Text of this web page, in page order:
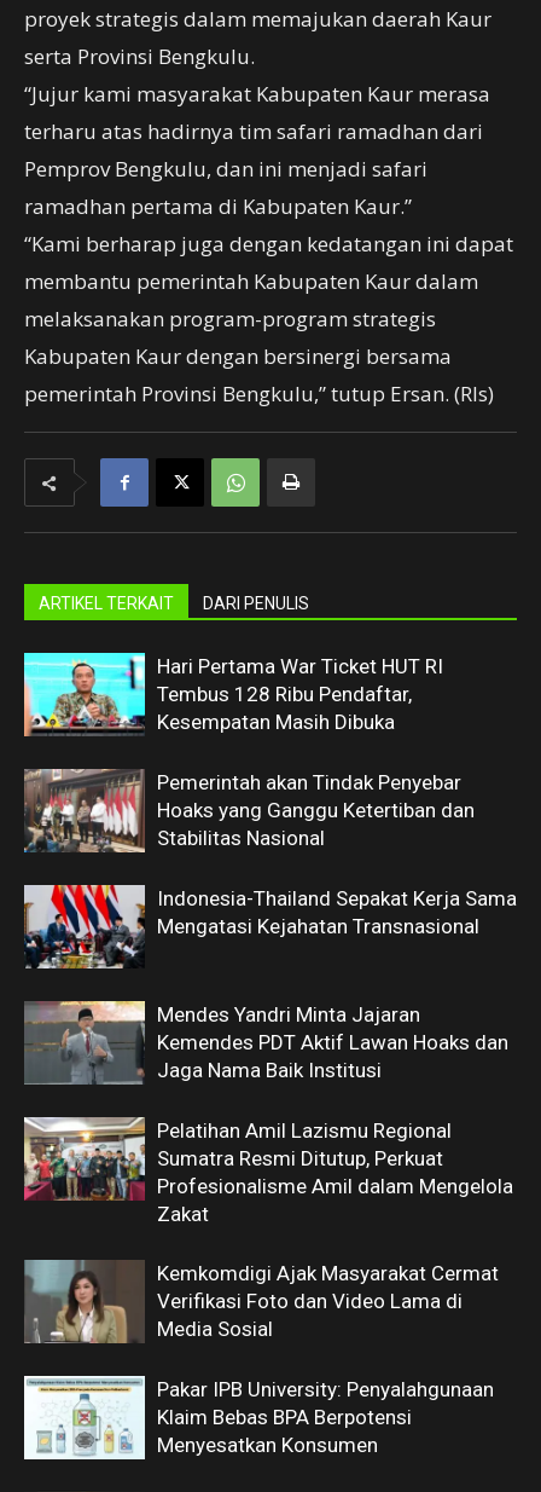
proyek strategis dalam memajukan daerah Kaur
serta Provinsi Bengkulu.
“Jujur kami masyarakat Kabupaten Kaur merasa
terharu atas hadirnya tim safari ramadhan dari
Pemprov Bengkulu, dan ini menjadi safari
ramadhan pertama di Kabupaten Kaur.”
“Kami berharap juga dengan kedatangan ini dapat
membantu pemerintah Kabupaten Kaur dalam
melaksanakan program-program strategis
Kabupaten Kaur dengan bersinergi bersama
pemerintah Provinsi Bengkulu,” tutup Ersan. (Rls)
ARTIKEL TERKAIT DARI PENULIS
Hari Pertama War Ticket HUT RI
Tembus 128 Ribu Pendaftar,
Kesempatan Masih Dibuka
Pemerintah akan Tindak Penyebar
Hoaks yang Ganggu Ketertiban dan
Stabilitas Nasional
Indonesia-Thailand Sepakat Kerja Sama
Mengatasi Kejahatan Transnasional
Mendes Yandri Minta Jajaran
Kemendes PDT Aktif Lawan Hoaks dan
Jaga Nama Baik Institusi
Pelatihan Amil Lazismu Regional
Sumatra Resmi Ditutup, Perkuat
Profesionalisme Amil dalam Mengelola
Zakat
Kemkomdigi Ajak Masyarakat Cermat
Verifikasi Foto dan Video Lama di
Media Sosial
Pakar IPB University: Penyalahgunaan
Klaim Bebas BPA Berpotensi
Menyesatkan Konsumen